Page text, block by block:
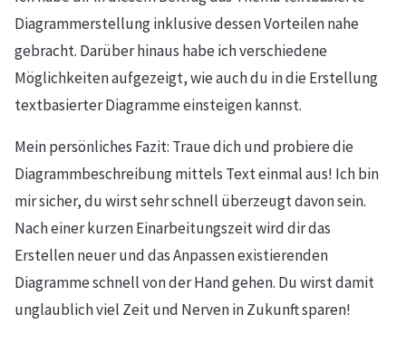
Diagrammerstellung inklusive dessen Vorteilen nahe
gebracht. Darüber hinaus habe ich verschiedene
Möglichkeiten aufgezeigt, wie auch du in die Erstellung
textbasierter Diagramme einsteigen kannst.
Mein persönliches Fazit: Traue dich und probiere die
Diagrammbeschreibung mittels Text einmal aus! Ich bin
mir sicher, du wirst sehr schnell überzeugt davon sein.
Nach einer kurzen Einarbeitungszeit wird dir das
Erstellen neuer und das Anpassen existierenden
Diagramme schnell von der Hand gehen. Du wirst damit
unglaublich viel Zeit und Nerven in Zukunft sparen!